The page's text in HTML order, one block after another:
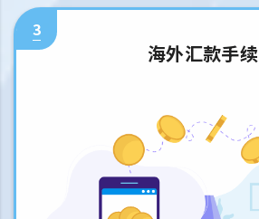
3
海外汇款手续